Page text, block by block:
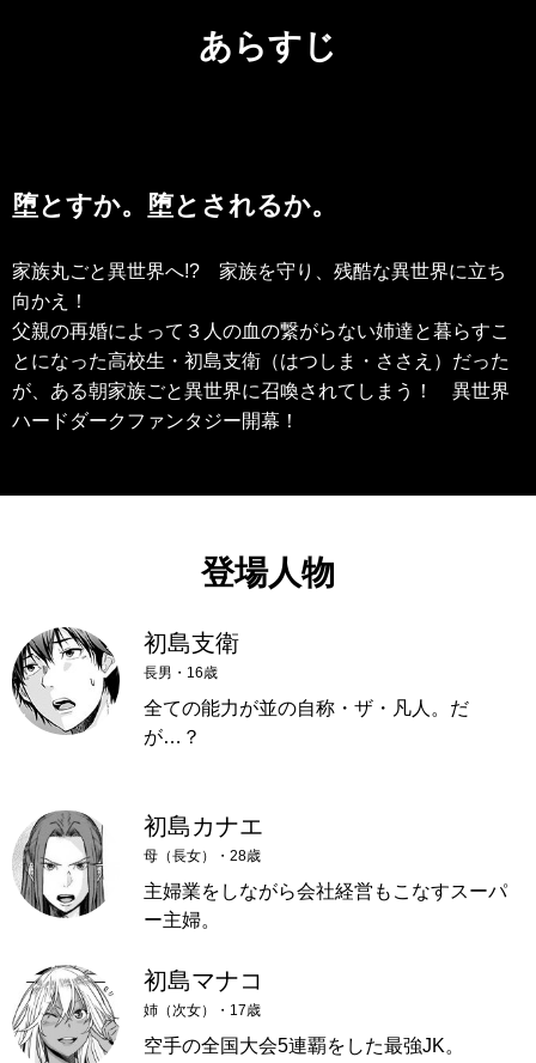
あらすじ
堕とすか。堕とされるか。
家族丸ごと異世界へ!? 家族を守り、残酷な異世界に立ち
向かえ！
父親の再婚によって３人の血の繋がらない姉達と暮らすこ
とになった高校生・初島支衛（はつしま・ささえ）だった
が、ある朝家族ごと異世界に召喚されてしまう！ 異世界
ハードダークファンタジー開幕！
登場人物
初島支衛
長男・16歳
全ての能力が並の自称・ザ・凡人。だ
が…？
初島カナエ
母（長女）・28歳
主婦業をしながら会社経営もこなすスーパ
ー主婦。
初島マナコ
姉（次女）・17歳
空手の全国大会5連覇をした最強JK。